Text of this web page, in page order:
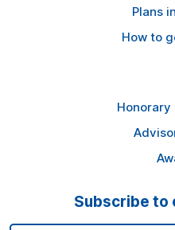
Plans
How to
Subscribe to